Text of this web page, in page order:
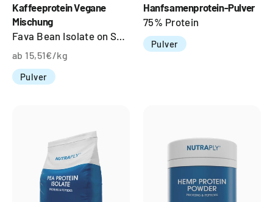
Kaffeeprotein Vegane
Mischung
Fava Bean Isolate on Sunflower Lecithine
ab 15,51€/kg
Pulver
Hanfsamenprotein-Pulver
75% Protein
Pulver